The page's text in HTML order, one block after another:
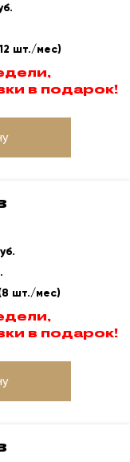
шт./мес)
в подарок!
шт./мес)
в подарок!